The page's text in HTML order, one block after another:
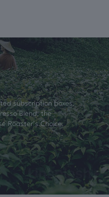
subscription boxes.
Blend, the
Roaster’s Choice.